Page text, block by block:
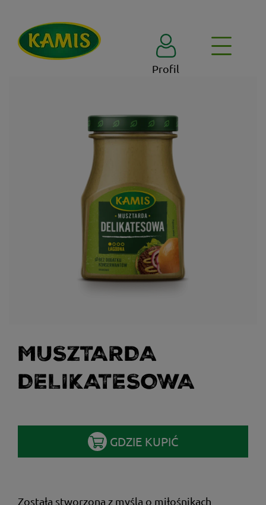
Profil
MUSZTARDA
DELIKATESOWA
GDZIE KUPIĆ
Została stworzona z myślą o miłośnikach